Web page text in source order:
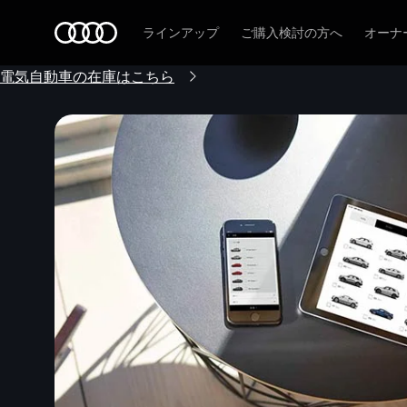
ラインアップ ご購入検討の方へ オーナ
電気自動車の在庫はこちら